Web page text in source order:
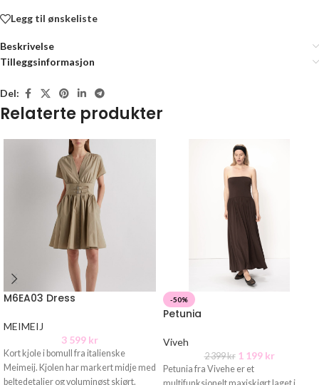
Legg til ønskeliste
Beskrivelse
Tilleggsinformasjon
Del:
Relaterte produkter
M6EA03 Dress
MEIMEIJ
3 599 kr
Kort kjole i bomull fra italienske
Meimeij. Kjolen har markert midje med
beltedetaljer og voluminøst skjørt.
-50%
Petunia
Viveh
2 399kr 1 199 kr
Petunia fra Vivehe er et
multifunksjonelt maxiskjørt laget i